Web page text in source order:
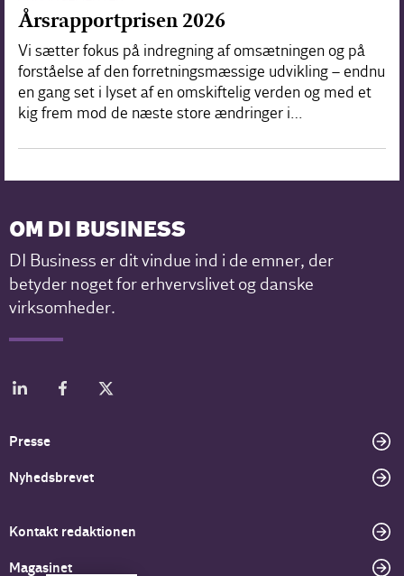
Årsrapportprisen 2026
Vi sætter fokus på indregning af omsætningen og på
forståelse af den forretningsmæssige udvikling – endnu
en gang set i lyset af en omskiftelig verden og med et
kig frem mod de næste store ændringer i…
OM DI BUSINESS
DI Business er dit vindue ind i de emner, der
betyder noget for erhvervslivet og danske
virksomheder.
Presse
Nyhedsbrevet
Kontakt redaktionen
Magasinet